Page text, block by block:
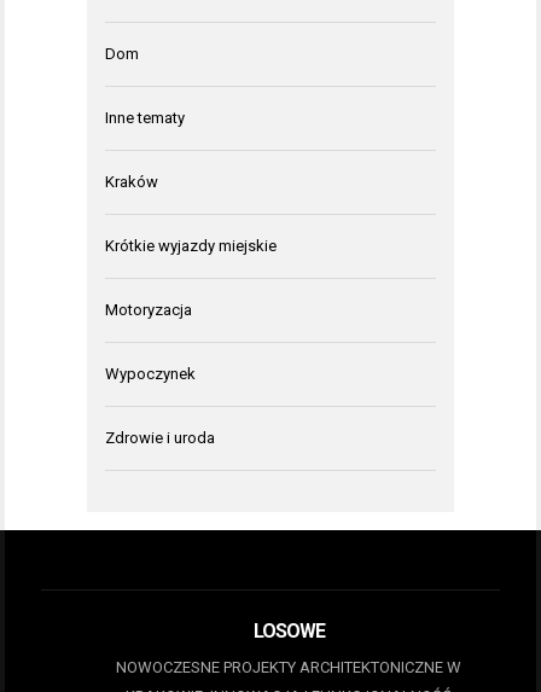
Dom
Inne tematy
Kraków
Krótkie wyjazdy miejskie
Motoryzacja
Wypoczynek
Zdrowie i uroda
LOSOWE
NOWOCZESNE PROJEKTY ARCHITEKTONICZNE W